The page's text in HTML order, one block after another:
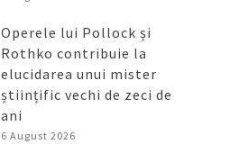
Operele lui Pollock și
Rothko contribuie la
elucidarea unui mister
științific vechi de zeci de
ani
6 August 2026